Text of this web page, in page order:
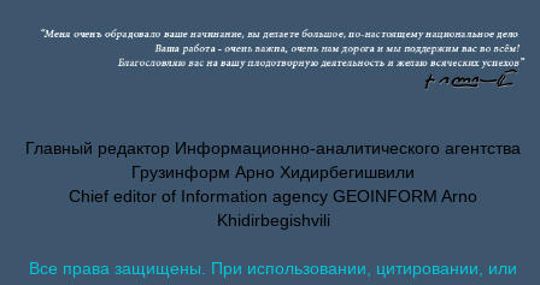
Главный редактор Информационно-аналитического агентства
Грузинформ Арно Хидирбегишвили
Chief editor of Information agency GEOINFORM Arno
Khidirbegishvili
Все права защищены. При использовании, цитировании, или